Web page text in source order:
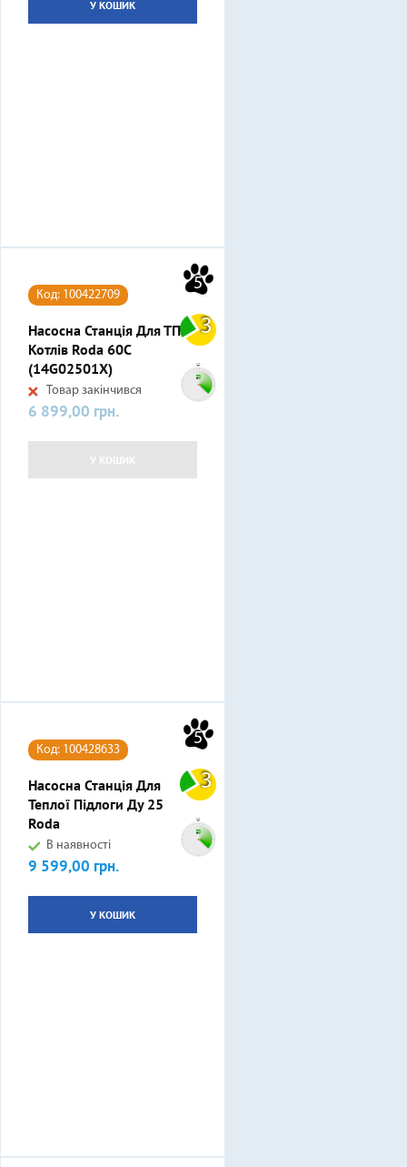
У КОШИК
5
3
Код: 100422709
Насосна Станція Для ТП
Котлів Roda 60С
(14G02501X)
Товар закінчився
Ціна
6 899,00 грн.
У КОШИК
5
3
Код: 100428633
Насосна Станція Для
Теплої Підлоги Ду 25
Roda
В наявності
Ціна
9 599,00 грн.
У КОШИК